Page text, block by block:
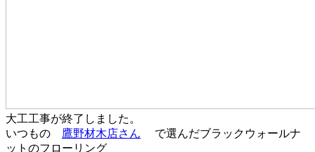
大工工事が終了しました。
いつもの 鷹野材木店さん で選んだブラックウォールナ
ットのフローリング